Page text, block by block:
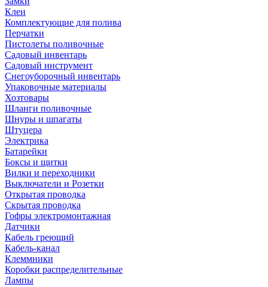
Клеи
Комплектующие для полива
Перчатки
Пистолеты поливочные
Садовый инвентарь
Садовый инструмент
Снегоуборочный инвентарь
Упаковочные материалы
Хозтовары
Шланги поливочные
Шнуры и шпагаты
Штуцера
Электрика
Батарейки
Боксы и щитки
Вилки и переходники
Выключатели и Розетки
Открытая проводка
Скрытая проводка
Гофры электромонтажная
Датчики
Кабель греющий
Кабель-канал
Клеммники
Коробки распределительные
Лампы